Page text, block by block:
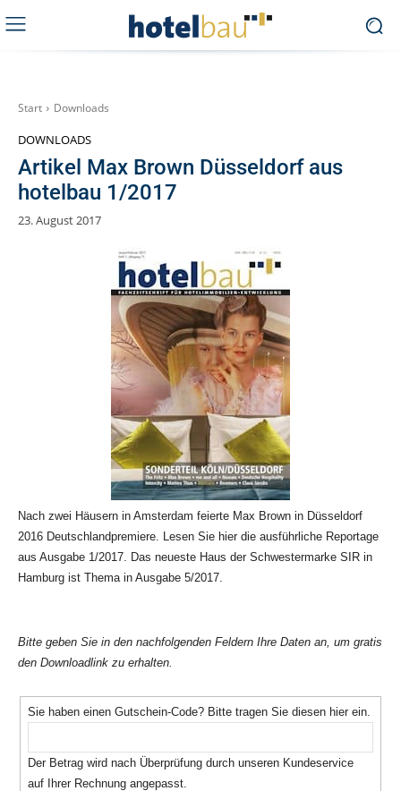
Start Downloads
DOWNLOADS
Artikel Max Brown Düsseldorf aus
hotelbau 1/2017
23. August 2017
Nach zwei Häusern in Amsterdam feierte Max Brown in Düsseldorf
2016 Deutschlandpremiere. Lesen Sie hier die ausführliche Reportage
aus Ausgabe 1/2017. Das neueste Haus der Schwestermarke SIR in
Hamburg ist Thema in Ausgabe 5/2017.
Bitte geben Sie in den nachfolgenden Feldern Ihre Daten an, um gratis
den Downloadlink zu erhalten.
Sie haben einen Gutschein-Code? Bitte tragen Sie diesen hier ein.
Der Betrag wird nach Überprüfung durch unseren Kundeservice
auf Ihrer Rechnung angepasst.